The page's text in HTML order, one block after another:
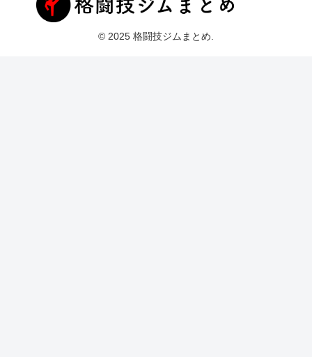
© 2025 格闘技ジムまとめ.